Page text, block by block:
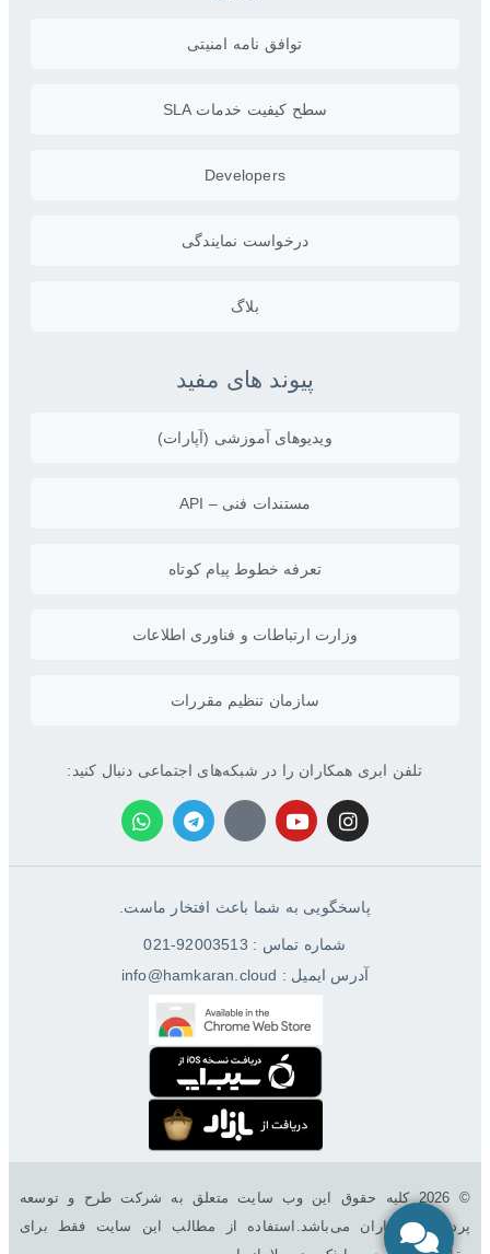
توافق نامه امنیتی
سطح کیفیت خدمات SLA
Developers
درخواست نمایندگی
بلاگ
پیوند های مفید
ویدیو‌های آموزشی (آپارات)
مستندات فنی – API
تعرفه خطوط پیام کوتاه
وزارت ارتباطات و فناوری اطلاعات
سازمان تنظیم مقررات
تلفن ابری همکاران را در شبکه‌های اجتماعی دنبال کنید:
پاسخگویی به شما باعث افتخار ماست.
شماره تماس : 92003513-021
آدرس ایمیل : info@hamkaran.cloud
© 2026 کليه حقوق اين وب سایت متعلق به شرکت طرح و توسعه
پردازش همکاران می‌باشد.استفاده از مطالب این سایت فقط برای